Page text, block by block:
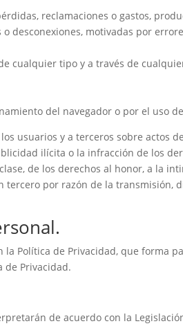
reclamaciones o gastos,
desconexiones, motivadas por
cualquier tipo y a través de
del navegador o por el uso
usuarios y a terceros sobre actos
ilícita o la infracción de los
de los derechos al honor, a la
por razón de la transmisión,
Política de Privacidad, que forma
de Privacidad.
de acuerdo con la